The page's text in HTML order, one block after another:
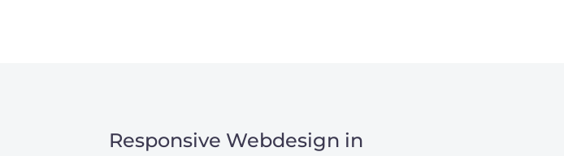
Responsive Webdesign in